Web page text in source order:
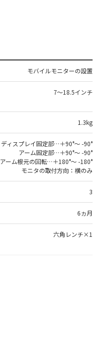
モバイルモニターの設置
7～18.5インチ
1.3kg
ディスプレイ固定部…＋90°～ -90°
アーム固定部…＋90°～ -90°
アーム根元の回転…＋180°～ -180°
モニタの取付方向：横のみ
3
6ヵ月
六角レンチ×1